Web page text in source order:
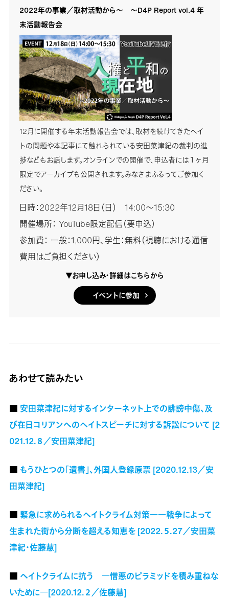
2022年の事業／取材活動から～ ～D4P Report vol.4 年
末活動報告会
12月に開催する年末活動報告会では、取材を続けてきたヘイ
トの問題や本記事にて触れられている安田菜津紀の裁判の進
捗などもお話します。オンラインでの開催で、申込者には１ヶ月
限定でアーカイブも公開されます。みなさまふるってご参加く
ださい。
日時：2022年12月18日（日） 14:00～15:30
開催場所： YouTube限定配信（要申込）
参加費： 一般：1,000円、学生：無料（視聴における通信
費用はご負担ください）
▼お申し込み・詳細はこちらから
イベントに参加
あわせて読みたい
■ 安田菜津紀に対するインターネット上での誹謗中傷、及
び在日コリアンへのヘイトスピーチに対する訴訟について [2
021.12.８／安田菜津紀]
■ もうひとつの「遺書」、外国人登録原票 [2020.12.13／安
田菜津紀]
■ 緊急に求められるヘイトクライム対策――戦争によって
生まれた街から分断を超える知恵を [2022.５.27／安田菜
津紀・佐藤慧]
■ ヘイトクライムに抗う ―憎悪のピラミッドを積み重ねな
いために―[2020.12.２／佐藤慧]